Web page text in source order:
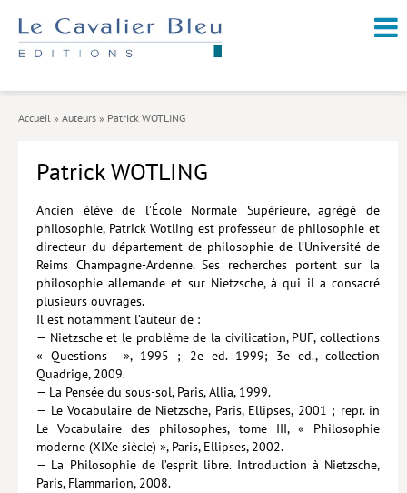
Arts et culture
Économie et société
Géopolitique
Histoire
Religions
Sciences
Livres poche
Index général des titres
Accueil » Auteurs » Patrick WOTLING
Patrick WOTLING
Ancien élève de l’École Normale Supérieure, agrégé de
philosophie, Patrick Wotling est professeur de philosophie et
directeur du département de philosophie de l’Université de
Reims Champagne-Ardenne. Ses recherches portent sur la
philosophie allemande et sur Nietzsche, à qui il a consacré
plusieurs ouvrages.
Il est notamment l’auteur de :
— Nietzsche et le problème de la civilication, PUF, collections
« Questions », 1995 ; 2e ed. 1999; 3e ed., collection
Quadrige, 2009.
— La Pensée du sous-sol, Paris, Allia, 1999.
— Le Vocabulaire de Nietzsche, Paris, Ellipses, 2001 ; repr. in
Le Vocabulaire des philosophes, tome III, « Philosophie
moderne (XIXe siècle) », Paris, Ellipses, 2002.
— La Philosophie de l’esprit libre. Introduction à Nietzsche,
Paris, Flammarion, 2008.